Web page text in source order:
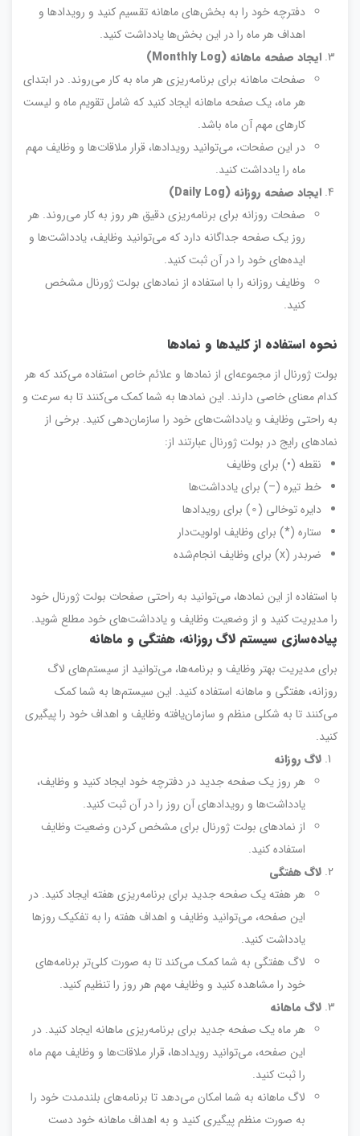
دفترچه خود را به بخش‌های ماهانه تقسیم کنید و رویدادها و
اهداف هر ماه را در این بخش‌ها یادداشت کنید.
ایجاد صفحه ماهانه (Monthly Log)
صفحات ماهانه برای برنامه‌ریزی هر ماه به کار می‌روند. در ابتدای
هر ماه، یک صفحه ماهانه ایجاد کنید که شامل تقویم ماه و لیست
کارهای مهم آن ماه باشد.
در این صفحات، می‌توانید رویدادها، قرار ملاقات‌ها و وظایف مهم
ماه را یادداشت کنید.
ایجاد صفحه روزانه (Daily Log)
صفحات روزانه برای برنامه‌ریزی دقیق هر روز به کار می‌روند. هر
روز یک صفحه جداگانه دارد که می‌توانید وظایف، یادداشت‌ها و
ایده‌های خود را در آن ثبت کنید.
وظایف روزانه را با استفاده از نمادهای بولت ژورنال مشخص
کنید.
نحوه استفاده از کلیدها و نمادها
بولت ژورنال از مجموعه‌ای از نمادها و علائم خاص استفاده می‌کند که هر
کدام معنای خاصی دارند. این نمادها به شما کمک می‌کنند تا به سرعت و
به راحتی وظایف و یادداشت‌های خود را سازمان‌دهی کنید. برخی از
نمادهای رایج در بولت ژورنال عبارتند از:
نقطه (•) برای وظایف
خط تیره (–) برای یادداشت‌ها
دایره توخالی (∘) برای رویدادها
ستاره (*) برای وظایف اولویت‌دار
ضربدر (x) برای وظایف انجام‌شده
با استفاده از این نمادها، می‌توانید به راحتی صفحات بولت ژورنال خود
را مدیریت کنید و از وضعیت وظایف و یادداشت‌های خود مطلع شوید.
پیاده‌سازی سیستم لاگ روزانه، هفتگی و ماهانه
برای مدیریت بهتر وظایف و برنامه‌ها، می‌توانید از سیستم‌های لاگ
روزانه، هفتگی و ماهانه استفاده کنید. این سیستم‌ها به شما کمک
می‌کنند تا به شکلی منظم و سازمان‌یافته وظایف و اهداف خود را پیگیری
کنید.
لاگ روزانه
هر روز یک صفحه جدید در دفترچه خود ایجاد کنید و وظایف،
یادداشت‌ها و رویدادهای آن روز را در آن ثبت کنید.
از نمادهای بولت ژورنال برای مشخص کردن وضعیت وظایف
استفاده کنید.
لاگ هفتگی
هر هفته یک صفحه جدید برای برنامه‌ریزی هفته ایجاد کنید. در
این صفحه، می‌توانید وظایف و اهداف هفته را به تفکیک روزها
یادداشت کنید.
لاگ هفتگی به شما کمک می‌کند تا به صورت کلی‌تر برنامه‌های
خود را مشاهده کنید و وظایف مهم هر روز را تنظیم کنید.
لاگ ماهانه
هر ماه یک صفحه جدید برای برنامه‌ریزی ماهانه ایجاد کنید. در
این صفحه، می‌توانید رویدادها، قرار ملاقات‌ها و وظایف مهم ماه
را ثبت کنید.
لاگ ماهانه به شما امکان می‌دهد تا برنامه‌های بلندمدت خود را
به صورت منظم پیگیری کنید و به اهداف ماهانه خود دست